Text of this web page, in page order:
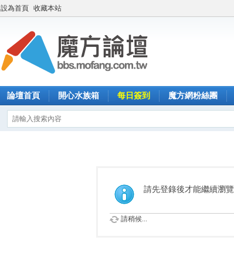
設為首頁 收藏本站
論壇首頁 開心水族箱 每日簽到 魔方網粉絲團
請先登錄後才能繼續瀏覽
請稍候...